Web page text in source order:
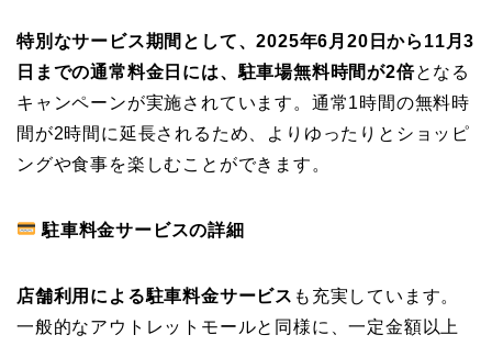
特別なサービス期間として、2025年6月20日から11月3
日までの通常料金日には、駐車場無料時間が2倍となる
キャンペーンが実施されています。通常1時間の無料時
間が2時間に延長されるため、よりゆったりとショッピ
ングや食事を楽しむことができます。
駐車料金サービスの詳細
店舗利用による駐車料金サービス も充実しています。
一般的なアウトレットモールと同様に、一定金額以上